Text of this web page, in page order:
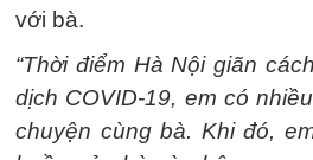
với bà.
“Thời điểm Hà Nội giãn
dịch COVID-19, em có
chuyện cùng bà. Khi đó,